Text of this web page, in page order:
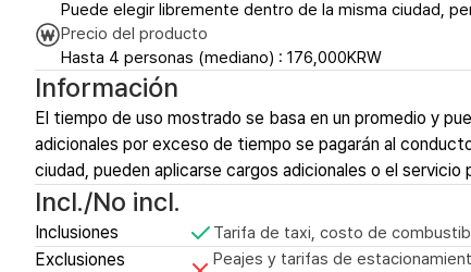
Puede elegir libremente dentro de la misma ciudad,
Precio del producto
Hasta 4 personas (mediano) : 176,000KRW
Información
El tiempo de uso mostrado se basa en un promedio y
adicionales por exceso de tiempo se pagarán al
ciudad, pueden aplicarse cargos adicionales o el servicio
Incl./No incl.
Inclusiones Tarifa de taxi, costo de
Exclusiones
Peajes y tarifas de